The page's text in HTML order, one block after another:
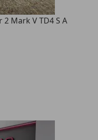
2 Mark V TD4 S A